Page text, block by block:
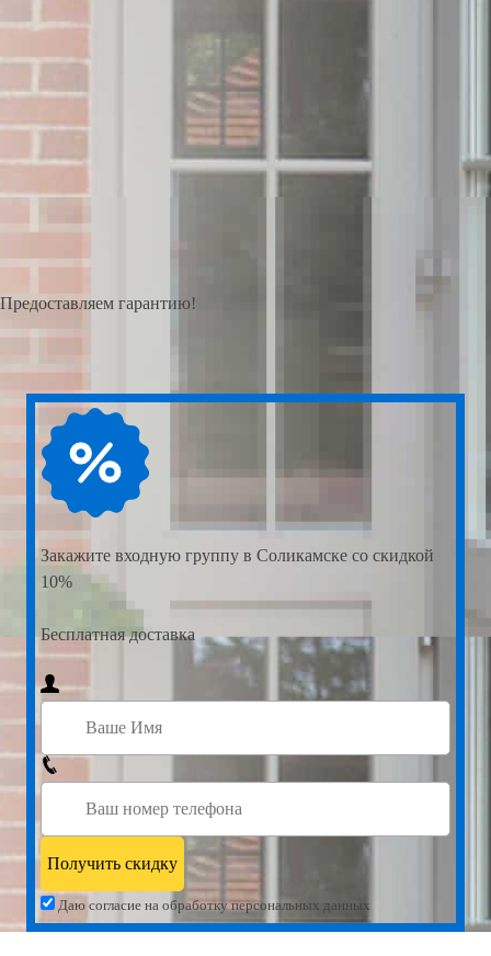
Предоставляем гарантию!
Закажите входную группу в Соликамске со скидкой
10%
Бесплатная доставка
Даю согласие на обработку персональных данных